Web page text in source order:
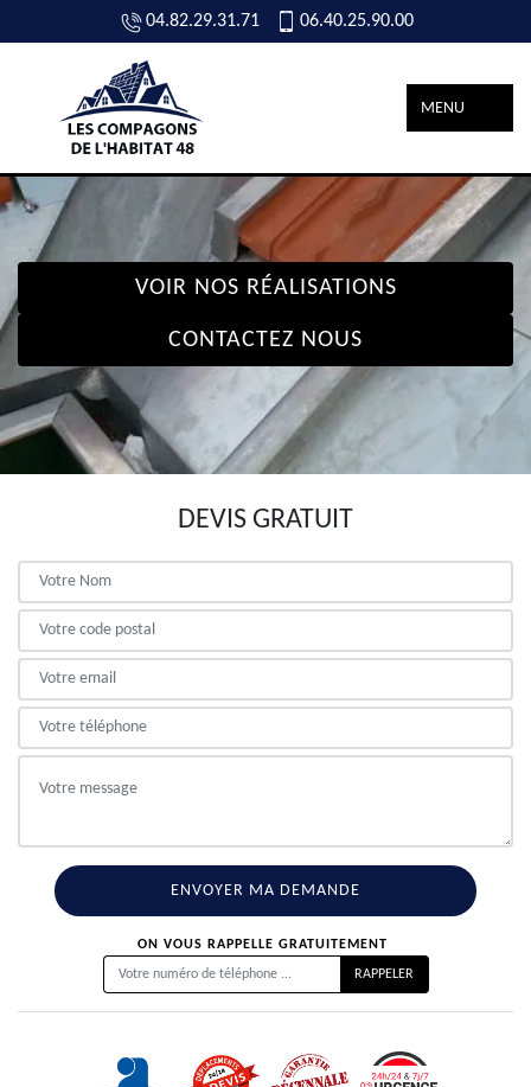
04.82.29.31.71 06.40.25.90.00
MENU
VOIR NOS RÉALISATIONS
CONTACTEZ NOUS
DEVIS GRATUIT
ON VOUS RAPPELLE GRATUITEMENT